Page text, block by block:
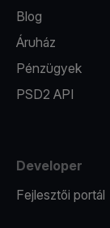
Blog
Áruház
Pénzügyek
PSD2 API
Developer
Fejlesztői portál